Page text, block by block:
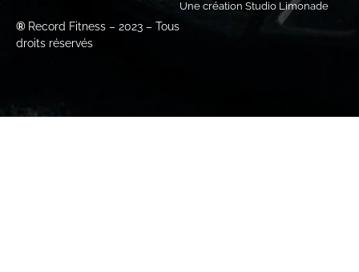
® Record Fitness – 2023 – Tous
droits réservés
Une création Studio Limonade